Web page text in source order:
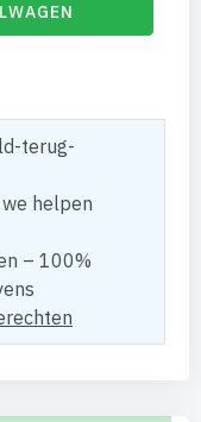
terug-
helpen
– 100%